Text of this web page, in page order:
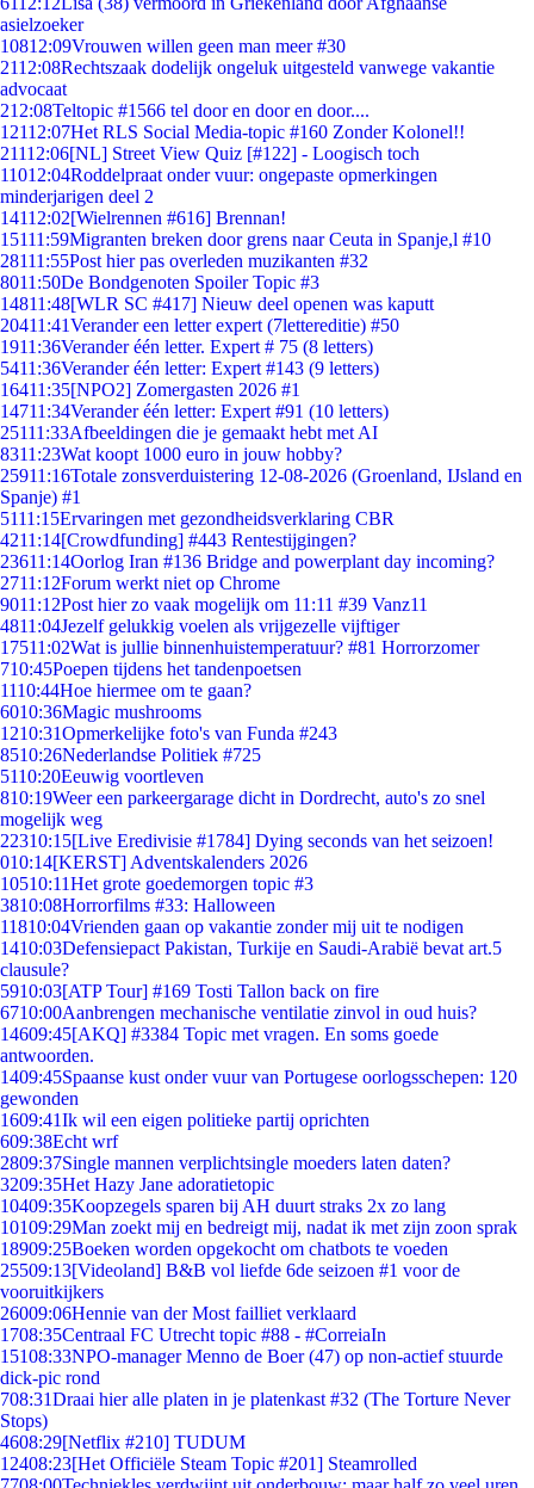
asielzoeker
10812:09Vrouwen willen geen man meer #30
2112:08Rechtszaak dodelijk ongeluk uitgesteld vanwege vakantie
advocaat
212:08Teltopic #1566 tel door en door en door....
12112:07Het RLS Social Media-topic #160 Zonder Kolonel!!
21112:06[NL] Street View Quiz [#122] - Loogisch toch
11012:04Roddelpraat onder vuur: ongepaste opmerkingen
minderjarigen deel 2
14112:02[Wielrennen #616] Brennan!
15111:59Migranten breken door grens naar Ceuta in Spanje,l #10
28111:55Post hier pas overleden muzikanten #32
8011:50De Bondgenoten Spoiler Topic #3
14811:48[WLR SC #417] Nieuw deel openen was kaputt
20411:41Verander een letter expert (7lettereditie) #50
1911:36Verander één letter. Expert # 75 (8 letters)
5411:36Verander één letter: Expert #143 (9 letters)
16411:35[NPO2] Zomergasten 2026 #1
14711:34Verander één letter: Expert #91 (10 letters)
25111:33Afbeeldingen die je gemaakt hebt met AI
8311:23Wat koopt 1000 euro in jouw hobby?
25911:16Totale zonsverduistering 12-08-2026 (Groenland, IJsland en
Spanje) #1
5111:15Ervaringen met gezondheidsverklaring CBR
4211:14[Crowdfunding] #443 Rentestijgingen?
23611:14Oorlog Iran #136 Bridge and powerplant day incoming?
2711:12Forum werkt niet op Chrome
9011:12Post hier zo vaak mogelijk om 11:11 #39 Vanz11
4811:04Jezelf gelukkig voelen als vrijgezelle vijftiger
17511:02Wat is jullie binnenhuistemperatuur? #81 Horrorzomer
710:45Poepen tijdens het tandenpoetsen
1110:44Hoe hiermee om te gaan?
6010:36Magic mushrooms
1210:31Opmerkelijke foto's van Funda #243
8510:26Nederlandse Politiek #725
5110:20Eeuwig voortleven
810:19Weer een parkeergarage dicht in Dordrecht, auto's zo snel
mogelijk weg
22310:15[Live Eredivisie #1784] Dying seconds van het seizoen!
010:14[KERST] Adventskalenders 2026
10510:11Het grote goedemorgen topic #3
3810:08Horrorfilms #33: Halloween
11810:04Vrienden gaan op vakantie zonder mij uit te nodigen
1410:03Defensiepact Pakistan, Turkije en Saudi-Arabië bevat art.5
clausule?
5910:03[ATP Tour] #169 Tosti Tallon back on fire
6710:00Aanbrengen mechanische ventilatie zinvol in oud huis?
14609:45[AKQ] #3384 Topic met vragen. En soms goede
antwoorden.
1409:45Spaanse kust onder vuur van Portugese oorlogsschepen: 120
gewonden
1609:41Ik wil een eigen politieke partij oprichten
609:38Echt wrf
2809:37Single mannen verplichtsingle moeders laten daten?
3209:35Het Hazy Jane adoratietopic
10409:35Koopzegels sparen bij AH duurt straks 2x zo lang
10109:29Man zoekt mij en bedreigt mij, nadat ik met zijn zoon sprak
18909:25Boeken worden opgekocht om chatbots te voeden
25509:13[Videoland] B&B vol liefde 6de seizoen #1 voor de
vooruitkijkers
26009:06Hennie van der Most failliet verklaard
1708:35Centraal FC Utrecht topic #88 - #CorreiaIn
15108:33NPO-manager Menno de Boer (47) op non-actief stuurde
dick-pic rond
708:31Draai hier alle platen in je platenkast #32 (The Torture Never
Stops)
4608:29[Netflix #210] TUDUM
12408:23[Het Officiële Steam Topic #201] Steamrolled